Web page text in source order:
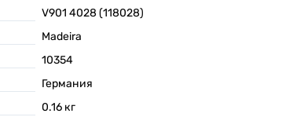
V901 4028 (118028)
Madeira
10354
Германия
0.16 кг